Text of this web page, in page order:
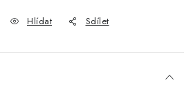
Hlídat Sdílet